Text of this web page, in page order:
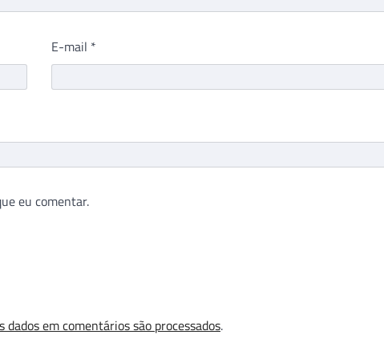
E-mail *
eu comentar.
dados em comentários são processados.